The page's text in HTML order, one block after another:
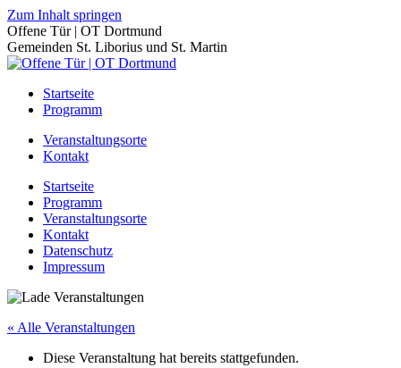
Zum Inhalt springen
Offene Tür | OT Dortmund
Gemeinden St. Liborius und St. Martin
Startseite
Programm
Veranstaltungsorte
Kontakt
Startseite
Programm
Veranstaltungsorte
Kontakt
Datenschutz
Impressum
« Alle Veranstaltungen
Diese Veranstaltung hat bereits stattgefunden.